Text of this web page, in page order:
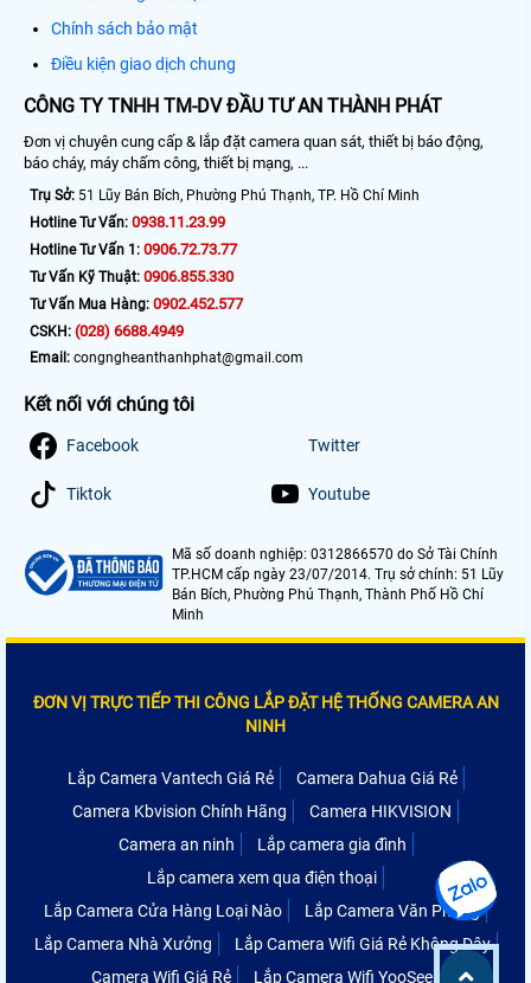
Chính sách bảo mật
Điều kiện giao dịch chung
CÔNG TY TNHH TM-DV ĐẦU TƯ AN THÀNH PHÁT
Đơn vị chuyên cung cấp & lắp đặt camera quan sát, thiết bị báo động,
báo cháy, máy chấm công, thiết bị mạng, ...
Trụ Sở: 51 Lũy Bán Bích, Phường Phú Thạnh, TP. Hồ Chí Minh
Hotline Tư Vấn: 0938.11.23.99
Hotline Tư Vấn 1: 0906.72.73.77
Tư Vấn Kỹ Thuật: 0906.855.330
Tư Vấn Mua Hàng: 0902.452.577
CSKH: (028) 6688.4949
Email: congngheanthanhphat@gmail.com
Kết nối với chúng tôi
Facebook Twitter
Tiktok Youtube
Mã số doanh nghiệp: 0312866570 do Sở Tài Chính
TP.HCM cấp ngày 23/07/2014. Trụ sở chính: 51 Lũy
Bán Bích, Phường Phú Thạnh, Thành Phố Hồ Chí
Minh
ĐƠN VỊ TRỰC TIẾP THI CÔNG LẮP ĐẶT HỆ THỐNG CAMERA AN
NINH
Lắp Camera Vantech Giá Rẻ
Camera Dahua Giá Rẻ
Camera Kbvision Chính Hãng
Camera HIKVISION
Camera an ninh
Lắp camera gia đình
Lắp camera xem qua điện thoại
Lắp Camera Cửa Hàng Loại Nào
Lắp Camera Văn Phòng
Lắp Camera Nhà Xưởng
Lắp Camera Wifi Giá Rẻ Không Dây
Camera Wifi Giá Rẻ
Lắp Camera Wifi YooSee